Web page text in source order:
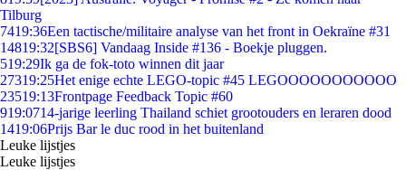
Tilburg
7419:36Een tactische/militaire analyse van het front in Oekraïne #31
14819:32[SBS6] Vandaag Inside #136 - Boekje pluggen.
519:29Ik ga de fok-toto winnen dit jaar
27319:25Het enige echte LEGO-topic #45 LEGOOOOOOOOOOO
23519:13Frontpage Feedback Topic #60
919:0714-jarige leerling Thailand schiet grootouders en leraren dood
1419:06Prijs Bar le duc rood in het buitenland
Leuke lijstjes
Leuke lijstjes